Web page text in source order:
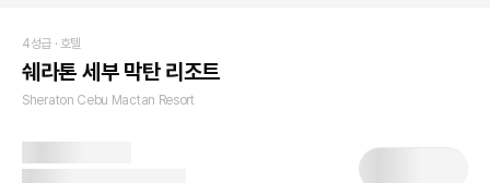
4성급 · 호텔
쉐라톤 세부 막탄 리조트
Sheraton Cebu Mactan Resort